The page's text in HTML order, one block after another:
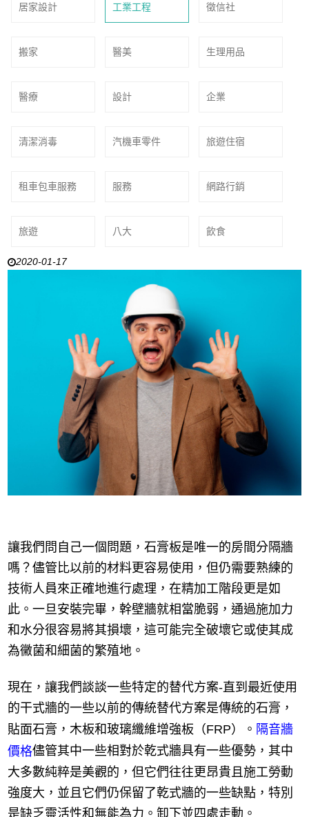
居家設計 工業工程 徵信社
搬家 醫美 生理用品
醫療 設計 企業
清潔消毒 汽機車零件 旅遊住宿
租車包車服務 服務 網路行銷
旅遊 八大 飲食
2020-01-17
讓我們問自己一個問題，石膏板是唯一的房間分隔牆
嗎？儘管比以前的材料更容易使用，但仍需要熟練的
技術人員來正確地進行處理，在精加工階段更是如
此。一旦安裝完畢，幹壁牆就相當脆弱，通過施加力
和水分很容易將其損壞，這可能完全破壞它或使其成
為黴菌和細菌的繁殖地。
現在，讓我們談談一些特定的替代方案-直到最近使用
的干式牆的一些以前的傳統替代方案是傳統的石膏，
貼面石膏，木板和玻璃纖維增強板（FRP）。 隔音牆
價格儘管其中一些相對於乾式牆具有一些優勢，其中
大多數純粹是美觀的，但它們往往更昂貴且施工勞動
強度大，並且它們仍保留了乾式牆的一些缺點，特別
是缺乏靈活性和無能為力。卸下並四處走動。